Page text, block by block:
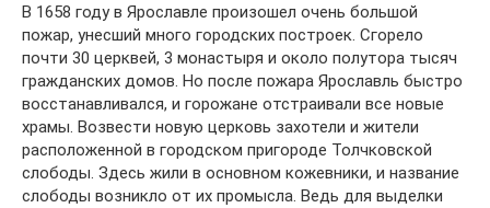
В 1658 году в Ярославле произошел очень большой
пожар, унесший много городских построек. Сгорело
почти 30 церквей, 3 монастыря и около полутора тысяч
гражданских домов. Но после пожара Ярославль быстро
восстанавливался, и горожане отстраивали все новые
храмы. Возвести новую церковь захотели и жители
расположенной в городском пригороде Толчковской
слободы. Здесь жили в основном кожевники, и название
слободы возникло от их промысла. Ведь для выделки